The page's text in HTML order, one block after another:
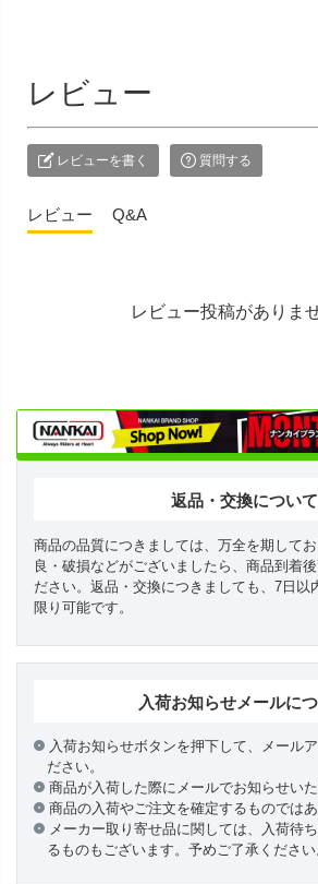
レビュー
レビューを書く 質問する
レビュー Q&A
レビュー投稿がありま
返品・交換について
商品の品質につきましては、万全を期して
良・破損などがございましたら、商品到着
ださい。返品・交換につきましても、7日以
限り可能です。
入荷お知らせメールに
入荷お知らせボタンを押下して、メール
ださい。
商品が入荷した際にメールでお知らせいた
商品の入荷やご注文を確定するものではあ
メーカー取り寄せ品に関しては、入荷待
るものもございます。予めご了承ください